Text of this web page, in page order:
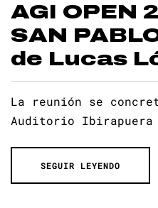
AGI OPEN
SAN
de Lucas
La reunión se
Auditorio Ibirapuera
SEGUIR LEYENDO